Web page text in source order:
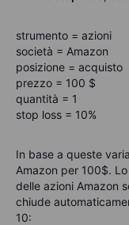
strumento = azioni
società = Amazon
posizione = acquisto
prezzo = 100 $
quantità = 1
stop loss = 10%
In base a queste
Amazon per 100$.
delle azioni Amazon
chiude
10: